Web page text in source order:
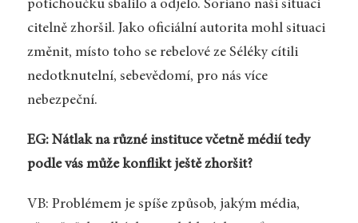
potichoučku sbalilo a odjelo. Soriano naši situaci
citelně zhoršil. Jako oficiální autorita mohl situaci
změnit, místo toho se rebelové ze Séléky cítili
nedotknutelní, sebevědomí, pro nás více
nebezpeční.
EG: Nátlak na různé instituce včetně médií tedy
podle vás může konflikt ještě zhoršit?
VB: Problémem je spíše způsob, jakým média,